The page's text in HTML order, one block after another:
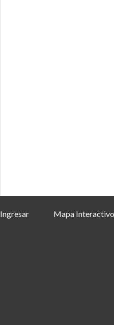
Ingresar Mapa